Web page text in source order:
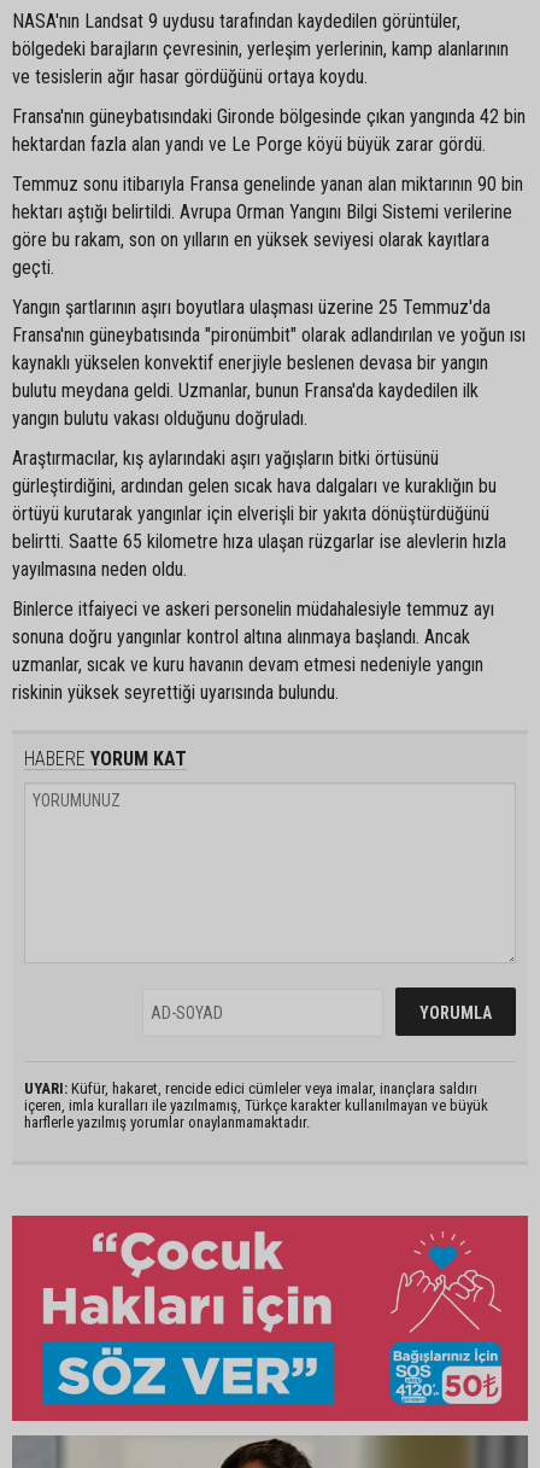
NASA'nın Landsat 9 uydusu tarafından kaydedilen görüntüler,
bölgedeki barajların çevresinin, yerleşim yerlerinin, kamp alanlarının
ve tesislerin ağır hasar gördüğünü ortaya koydu.
Fransa'nın güneybatısındaki Gironde bölgesinde çıkan yangında 42 bin
hektardan fazla alan yandı ve Le Porge köyü büyük zarar gördü.
Temmuz sonu itibarıyla Fransa genelinde yanan alan miktarının 90 bin
hektarı aştığı belirtildi. Avrupa Orman Yangını Bilgi Sistemi verilerine
göre bu rakam, son on yılların en yüksek seviyesi olarak kayıtlara
geçti.
Yangın şartlarının aşırı boyutlara ulaşması üzerine 25 Temmuz'da
Fransa'nın güneybatısında "pironümbit" olarak adlandırılan ve yoğun ısı
kaynaklı yükselen konvektif enerjiyle beslenen devasa bir yangın
bulutu meydana geldi. Uzmanlar, bunun Fransa'da kaydedilen ilk
yangın bulutu vakası olduğunu doğruladı.
Araştırmacılar, kış aylarındaki aşırı yağışların bitki örtüsünü
gürleştirdiğini, ardından gelen sıcak hava dalgaları ve kuraklığın bu
örtüyü kurutarak yangınlar için elverişli bir yakıta dönüştürdüğünü
belirtti. Saatte 65 kilometre hıza ulaşan rüzgarlar ise alevlerin hızla
yayılmasına neden oldu.
Binlerce itfaiyeci ve askeri personelin müdahalesiyle temmuz ayı
sonuna doğru yangınlar kontrol altına alınmaya başlandı. Ancak
uzmanlar, sıcak ve kuru havanın devam etmesi nedeniyle yangın
riskinin yüksek seyrettiği uyarısında bulundu.
HABERE YORUM KAT
UYARI: Küfür, hakaret, rencide edici cümleler veya imalar, inançlara saldırı
içeren, imla kuralları ile yazılmamış, Türkçe karakter kullanılmayan ve büyük
harflerle yazılmış yorumlar onaylanmamaktadır.